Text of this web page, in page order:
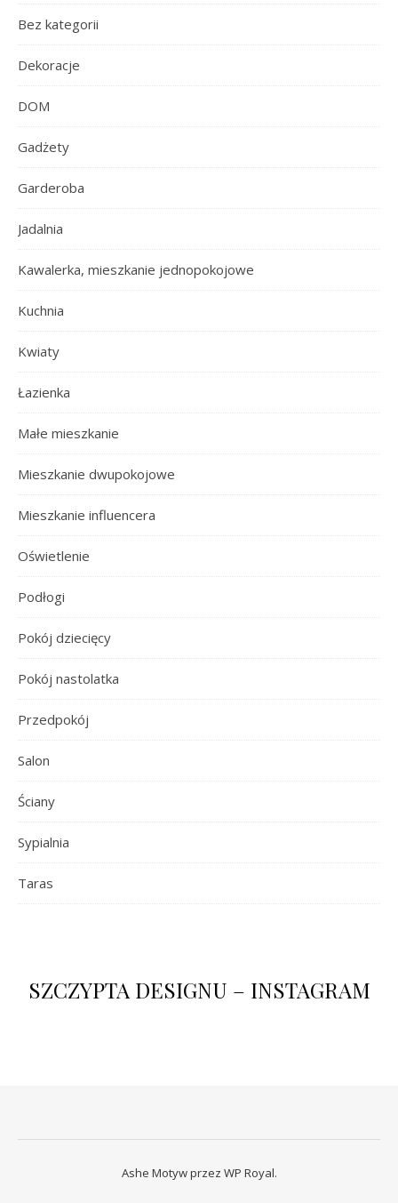
Bez kategorii
Dekoracje
DOM
Gadżety
Garderoba
Jadalnia
Kawalerka, mieszkanie jednopokojowe
Kuchnia
Kwiaty
Łazienka
Małe mieszkanie
Mieszkanie dwupokojowe
Mieszkanie influencera
Oświetlenie
Podłogi
Pokój dziecięcy
Pokój nastolatka
Przedpokój
Salon
Ściany
Sypialnia
Taras
SZCZYPTA DESIGNU – INSTAGRAM
Ashe Motyw przez WP Royal.